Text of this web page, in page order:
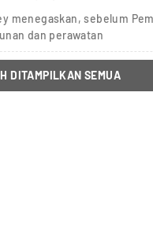
menegaskan, sebelum
dan perawatan
DITAMPILKAN SEMUA